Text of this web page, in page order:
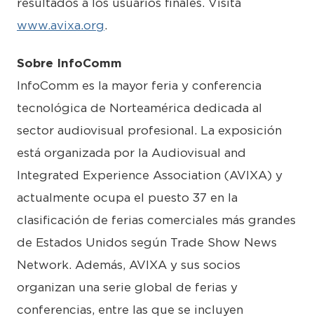
resultados a los usuarios finales. Visita
www.avixa.org.
Sobre InfoComm
InfoComm es la mayor feria y conferencia
tecnológica de Norteamérica dedicada al
sector audiovisual profesional. La exposición
está organizada por la Audiovisual and
Integrated Experience Association (AVIXA) y
actualmente ocupa el puesto 37 en la
clasificación de ferias comerciales más grandes
de Estados Unidos según Trade Show News
Network. Además, AVIXA y sus socios
organizan una serie global de ferias y
conferencias, entre las que se incluyen